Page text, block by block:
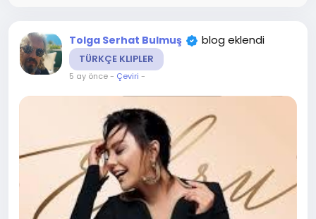
Tolga Serhat Bulmuş blog eklendi
TÜRKÇE KLIPLER
5 ay önce- Çeviri -